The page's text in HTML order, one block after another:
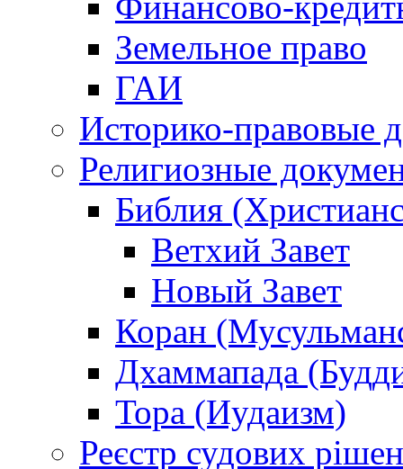
Земельное право
ГАИ
Историко-правовые
Религиозные
Библия
Ветхий Завет
Новый Завет
Коран
Дхаммапада
Тора (Иудаизм)
Реєстр судових